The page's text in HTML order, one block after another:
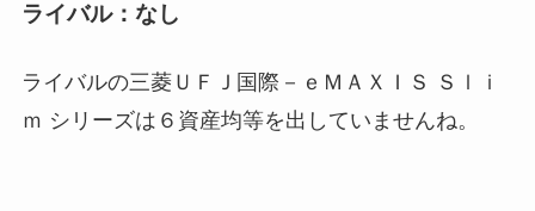
ライバル：なし
ライバルの三菱ＵＦＪ国際－ｅＭＡＸＩＳ Ｓｌｉ
ｍ シリーズは６資産均等を出していませんね。